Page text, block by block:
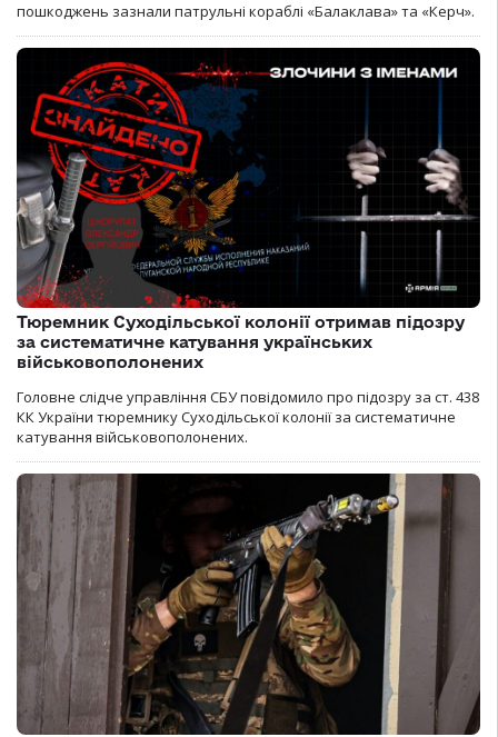
пошкоджень зазнали патрульні кораблі «Балаклава» та «Керч».
Тюремник Суходільської колонії отримав підозру
за систематичне катування українських
військовополонених
Головне слідче управління СБУ повідомило про підозру за ст. 438
КК України тюремнику Суходільської колонії за систематичне
катування військовополонених.